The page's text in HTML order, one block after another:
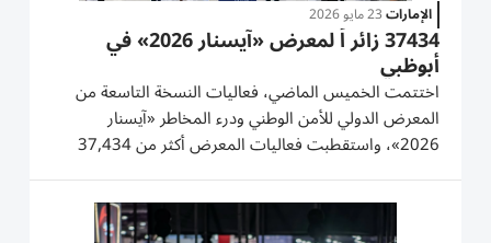
الإمارات23 مايو 2026
37434 زائر اً لمعرض «آيسنار 2026» في
أبوظبي
اختتمت الخميس الماضي، فعاليات النسخة التاسعة من
المعرض الدولي للأمن الوطني ودرء المخاطر «آيسنار
2026»، واستقطبت فعاليات المعرض أكثر من 37,434
زائراً على مدار ثلاثة أيام، بزيادة بلغت 49% مقارنة بدورة عام
2024، بحضور 2,000 مشارك من 15 دولة وقال اللواء
الدكتور أحمد ناصر الريسي، مفتش...